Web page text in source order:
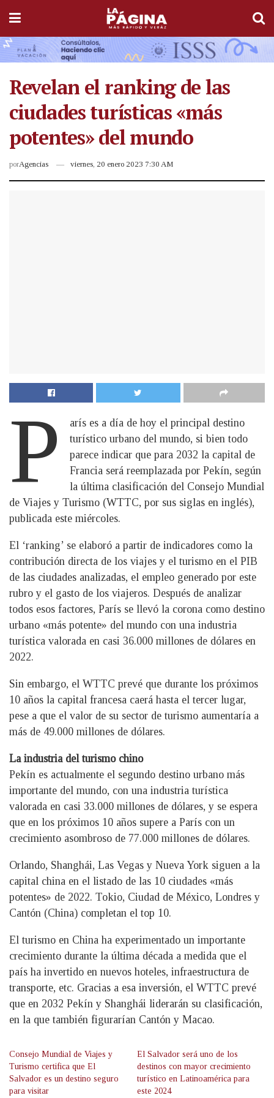
Revelan el ranking de las
ciudades turísticas «más
potentes» del mundo
porAgencias viernes, 20 enero 2023 7:30 AM
P
arís es a día de hoy el principal destino
turístico urbano del mundo, si bien todo
parece indicar que para 2032 la capital de
Francia será reemplazada por Pekín, según
la última clasificación del Consejo Mundial
de Viajes y Turismo (WTTC, por sus siglas en inglés),
publicada este miércoles.
El ‘ranking’ se elaboró a partir de indicadores como la
contribución directa de los viajes y el turismo en el PIB
de las ciudades analizadas, el empleo generado por este
rubro y el gasto de los viajeros. Después de analizar
todos esos factores, París se llevó la corona como destino
urbano «más potente» del mundo con una industria
turística valorada en casi 36.000 millones de dólares en
2022.
Sin embargo, el WTTC prevé que durante los próximos
10 años la capital francesa caerá hasta el tercer lugar,
pese a que el valor de su sector de turismo aumentaría a
más de 49.000 millones de dólares.
La industria del turismo chino
Pekín es actualmente el segundo destino urbano más
importante del mundo, con una industria turística
valorada en casi 33.000 millones de dólares, y se espera
que en los próximos 10 años supere a París con un
crecimiento asombroso de 77.000 millones de dólares.
Orlando, Shanghái, Las Vegas y Nueva York siguen a la
capital china en el listado de las 10 ciudades «más
potentes» de 2022. Tokio, Ciudad de México, Londres y
Cantón (China) completan el top 10.
El turismo en China ha experimentado un importante
crecimiento durante la última década a medida que el
país ha invertido en nuevos hoteles, infraestructura de
transporte, etc. Gracias a esa inversión, el WTTC prevé
que en 2032 Pekín y Shanghái liderarán su clasificación,
en la que también figurarían Cantón y Macao.
Consejo Mundial de Viajes y
Turismo certifica que El
Salvador es un destino seguro
para visitar
El Salvador será uno de los
destinos con mayor crecimiento
turístico en Latinoamérica para
este 2024